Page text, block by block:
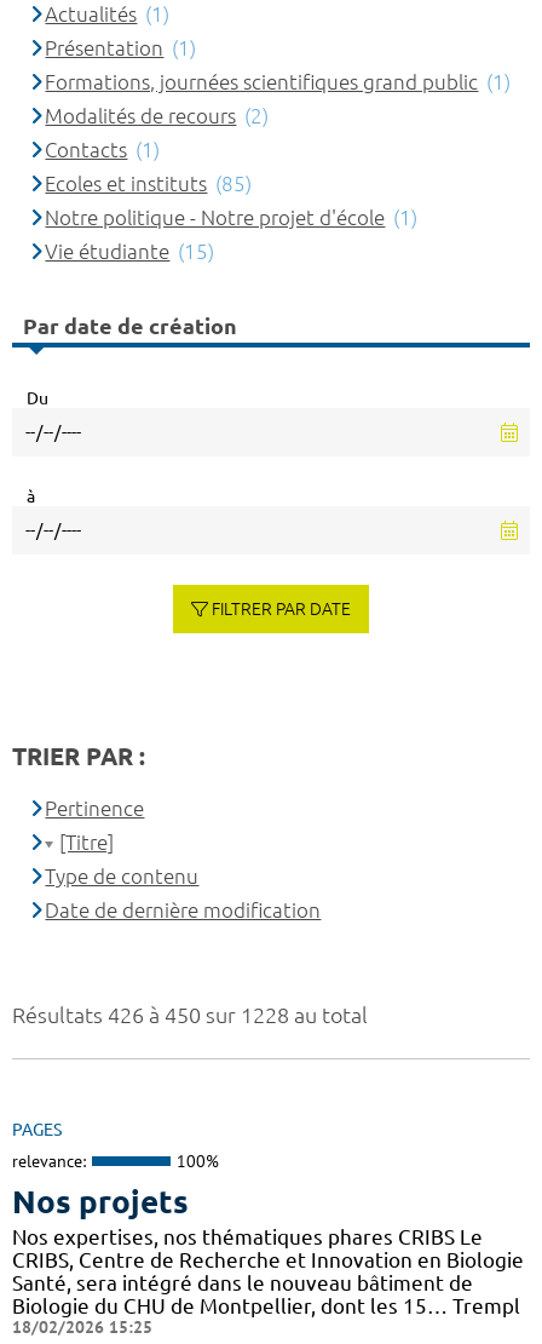
Résultats 426 à 450 sur 1228 au total
PAGES
relevance: 100%
Nos projets
Nos expertises, nos thématiques phares CRIBS Le
CRIBS, Centre de Recherche et Innovation en Biologie
Santé, sera intégré dans le nouveau bâtiment de
Biologie du CHU de Montpellier, dont les 15… Trempl
18/02/2026 15:25
Actualités (1)
Présentation (1)
Formations, journées scientifiques grand public (1)
Modalités de recours (2)
Contacts (1)
Ecoles et instituts (85)
Notre politique - Notre projet d'école (1)
Vie étudiante (15)
Par date de création
Du
à
FILTRER PAR DATE
TRIER PAR :
Pertinence
[Titre]
Type de contenu
Date de dernière modification